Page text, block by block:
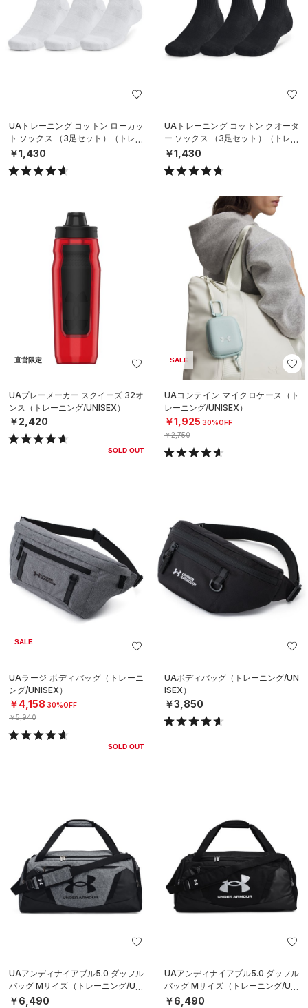
UAトレーニング コットン ローカッ
ト ソックス （3足セット）（トレー
ニング/UNISEX）
￥1,430
UAトレーニング コットン クオータ
ー ソックス （3足セット）（トレー
ニング/UNISEX）
￥1,430
直営限定
UAプレーメーカー スクイーズ 32オ
ンス（トレーニング/UNISEX）
￥2,420
SOLD OUT
SALE
UAコンテイン マイクロケース（ト
レーニング/UNISEX）
￥1,925 30%OFF
￥2,750
SALE
UAラージ ボディバッグ（トレーニ
ング/UNISEX）
￥4,158 30%OFF
￥5,940
SOLD OUT
UAボディバッグ（トレーニング/UN
ISEX）
￥3,850
UAアンディナイアブル5.0 ダッフル
バッグ Mサイズ（トレーニング/UNI
SEX）
￥6,490
UAアンディナイアブル5.0 ダッフル
バッグ Mサイズ（トレーニング/UNI
SEX）
￥6,490